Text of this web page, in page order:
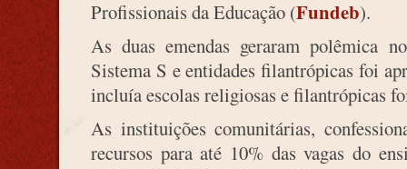
Profissionais da Educação (Fundeb).
As duas emendas geraram polêmica
Sistema S e entidades filantrópicas foi
incluía escolas religiosas e filantrópicas
As instituições comunitárias,
recursos para até 10% das vagas do